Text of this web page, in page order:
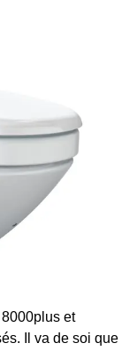
et
Il va de soi que